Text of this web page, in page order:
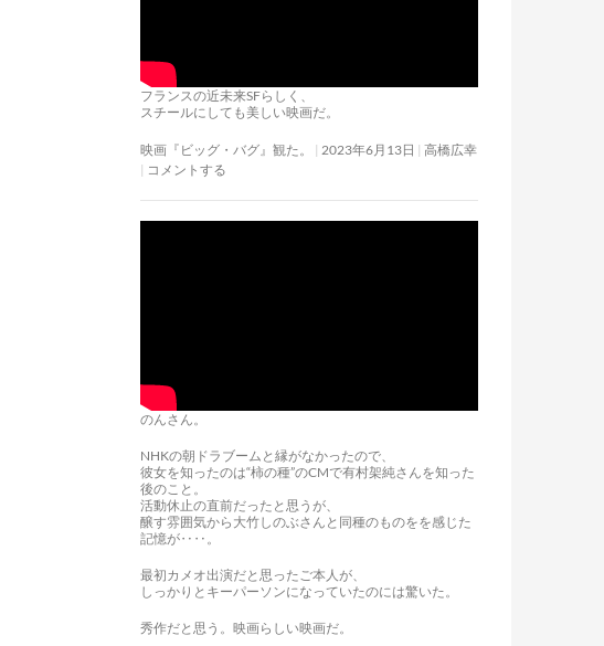
フランスの近未来SFらしく、
スチールにしても美しい映画だ。
映画『ビッグ・バグ』観た。 2023年6月13日
高橋広幸
コメントする
のんさん。
NHKの朝ドラブームと縁がなかったので、
彼女を知ったのは“柿の種”のCMで有村架純さんを知った
後のこと。
活動休止の直前だったと思うが、
醸す雰囲気から大竹しのぶさんと同種のものをを感じた
記憶が‥‥。
最初カメオ出演だと思ったご本人が、
しっかりとキーパーソンになっていたのには驚いた。
秀作だと思う。映画らしい映画だ。